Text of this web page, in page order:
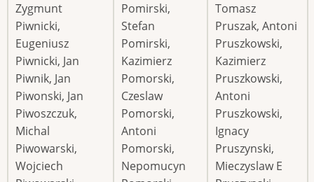
Zygmunt
Piwnicki,
Eugeniusz
Piwnicki, Jan
Piwnik, Jan
Piwonski, Jan
Piwoszczuk,
Michal
Piwowarski,
Wojciech
Pomirski,
Stefan
Pomirski,
Kazimierz
Pomorski,
Czeslaw
Pomorski,
Antoni
Pomorski,
Nepomucyn
Tomasz
Pruszak, Antoni
Pruszkowski,
Kazimierz
Pruszkowski,
Antoni
Pruszkowski,
Ignacy
Pruszynski,
Mieczyslaw E